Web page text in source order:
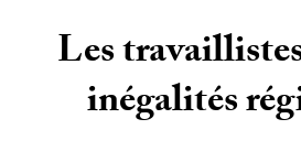
Les
inégalités